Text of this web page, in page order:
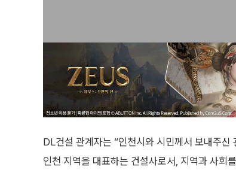
DL건설 관계자는 “인천시와 시민께서 보내주
인천 지역을 대표하는 건설사로서, 지역과 사회